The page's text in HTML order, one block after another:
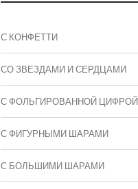
С КОНФЕТТИ
СО ЗВЕЗДАМИ И СЕРДЦАМИ
С ФОЛЬГИРОВАННОЙ ЦИФРОЙ
С ФИГУРНЫМИ ШАРАМИ
C БОЛЬШИМИ ШАРАМИ